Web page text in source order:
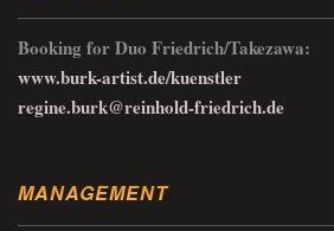
Booking for Duo Friedrich/Takezawa:
www.burk-artist.de/kuenstler
regine.burk@reinhold-friedrich.de
MANAGEMENT